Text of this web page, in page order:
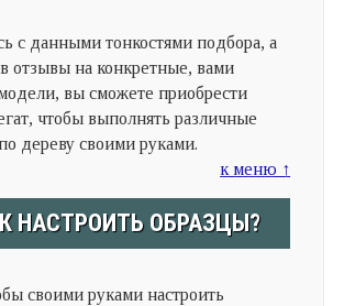
с данными тонкостями подбора, а
отзывы на конкретные, вами
вы сможете приобрести
чтобы выполнять различные
дереву своими руками.
к меню ↑
НАСТРОИТЬ ОБРАЗЦЫ?
своими руками настроить